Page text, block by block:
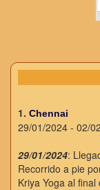
1. Chennai
29/01/2024 - 02/
29/01/2024:
Recorrido a pie
Kriya Yoga al final